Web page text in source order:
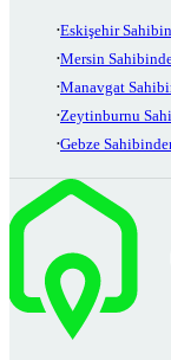
Eskişehir
Mersin
Manavgat
Zeytinburnu
Gebze